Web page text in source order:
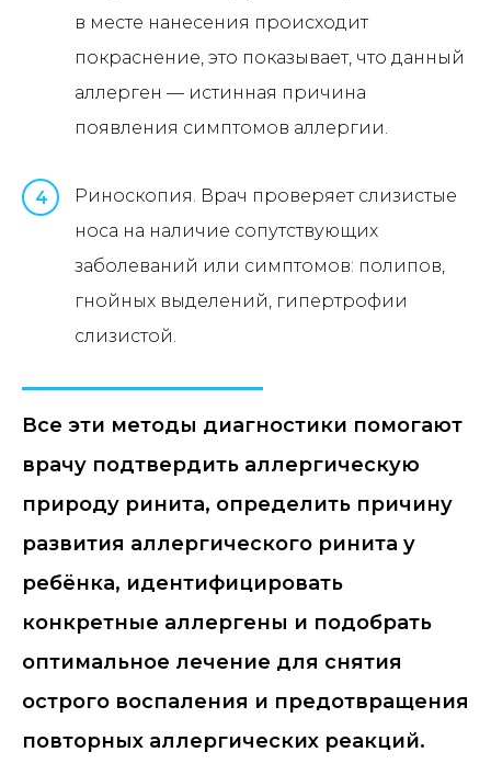
в месте нанесения происходит
покраснение, это показывает, что данный
аллерген — истинная причина
появления симптомов аллергии.
4
Риноскопия. Врач проверяет слизистые
носа на наличие сопутствующих
заболеваний или симптомов: полипов,
гнойных выделений, гипертрофии
слизистой.
Все эти методы диагностики помогают
врачу подтвердить аллергическую
природу ринита, определить причину
развития аллергического ринита у
ребёнка, идентифицировать
конкретные аллергены и подобрать
оптимальное лечение для снятия
острого воспаления и предотвращения
повторных аллергических реакций.